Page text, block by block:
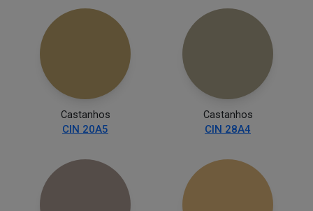
Castanhos
CIN 20A5
Castanhos
CIN 28A4